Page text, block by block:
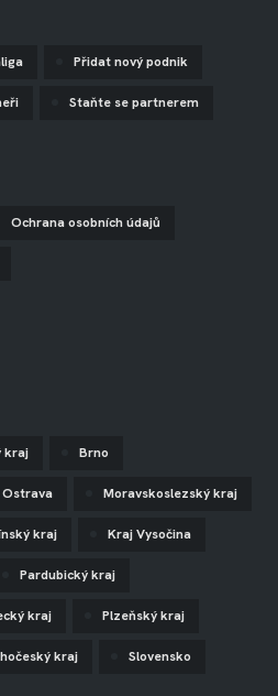
Přidat nový podnik
Staňte se partnerem
Ochrana osobních údajů
kraj Brno
Ostrava Moravskoslezský kraj
kraj Kraj Vysočina
Pardubický kraj
kraj Plzeňský kraj
kraj Slovensko